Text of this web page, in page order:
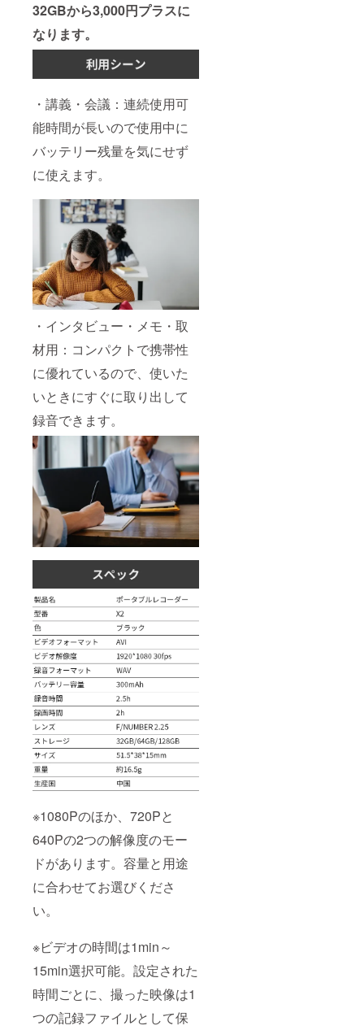
32GBから3,000円プラスに
なります。
・講義・会議：連続使用可
能時間が長いので使用中に
バッテリー残量を気にせず
に使えます。
・インタビュー・メモ・取
材用：コンパクトで携帯性
に優れているので、使いた
いときにすぐに取り出して
録音できます。
※1080Pのほか、720Pと
640Pの2つの解像度のモー
ドがあります。容量と用途
に合わせてお選びくださ
い。
※ビデオの時間は1min～
15min選択可能。設定された
時間ごとに、撮った映像は1
つの記録ファイルとして保